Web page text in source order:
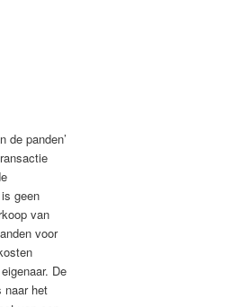
de panden’
geen
van
voor
De
naar het